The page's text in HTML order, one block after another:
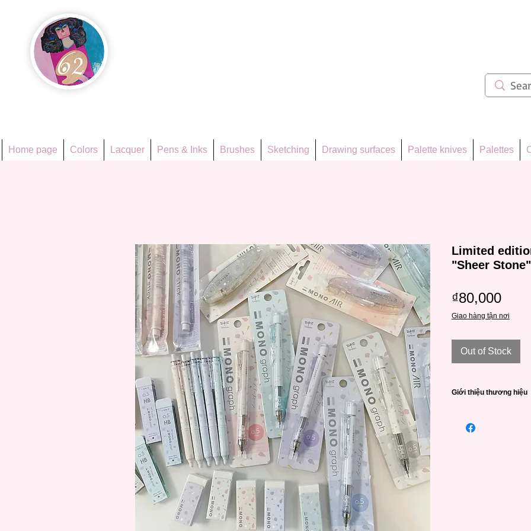
Home page Colors Lacquer Pens & Inks Brushes Sketching Drawing surfaces Palette knives Palettes
Limited
"Sheer
₫80,000Price
Giao hàng tận nơi
Out of Stock
Giới thiệu thương hiệu
xuất các sản phẩm